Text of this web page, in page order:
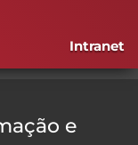
Intranet
e